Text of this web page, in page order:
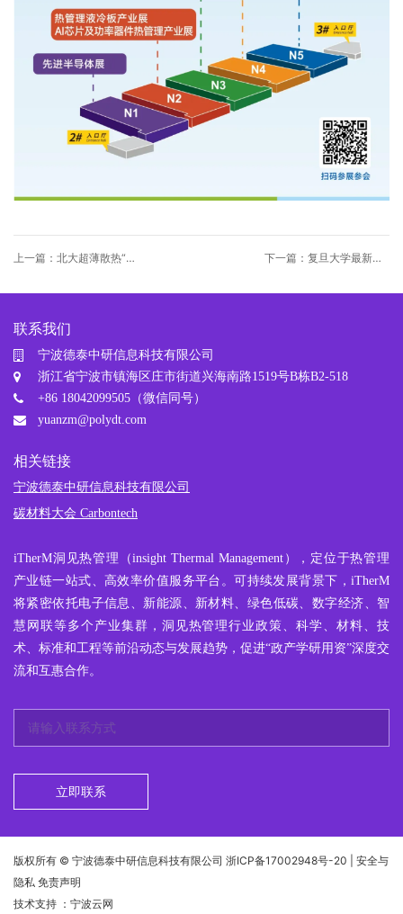
上一篇：北大超薄散热“神
下一篇：复旦大学最新综
联系我们
宁波德泰中研信息科技有限公司
浙江省宁波市镇海区庄市街道兴海南路1519号B栋B2-518
+86 18042099505（微信同号）
yuanzm@polydt.com
相关链接
宁波德泰中研信息科技有限公司
碳材料大会 Carbontech
iTherM洞见热管理
（insight Thermal Management），定位于热管理
产业链一站式、高效率价值服务平台。可持续发展背景下，iTherM
将紧密依托电子信息、新能源、新材料、绿色低碳、数字经济、智
慧网联等多个产业集群，洞见热管理行业政策、科学、材料、技
术、标准和工程等前沿动态与发展趋势，促进“政产学研用资”深度交
流和互惠合作。
立即联系
版权所有 © 宁波德泰中研信息科技有限公司 浙ICP备17002948号-20 | 安全与
隐私 免责声明
技术支持 ：宁波云网